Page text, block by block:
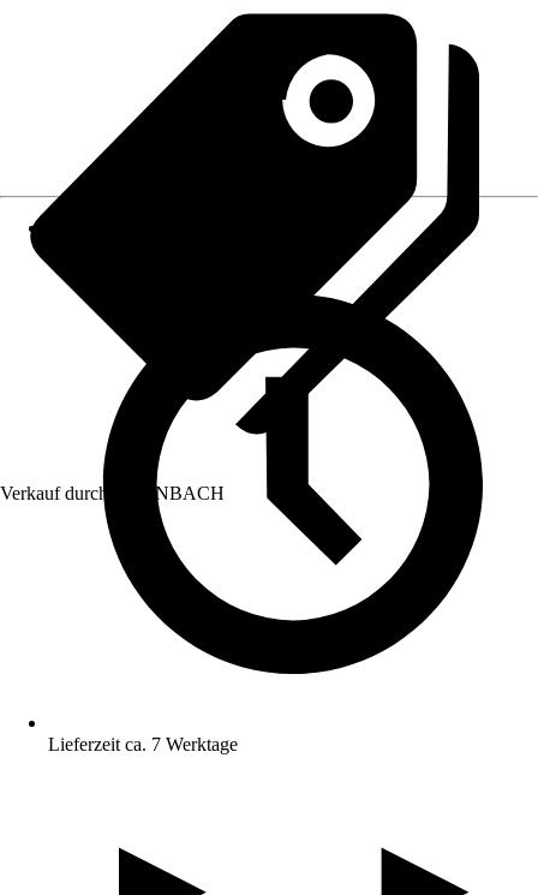
Verkauf durch: HORNBACH
Lieferzeit ca. 7 Werktage